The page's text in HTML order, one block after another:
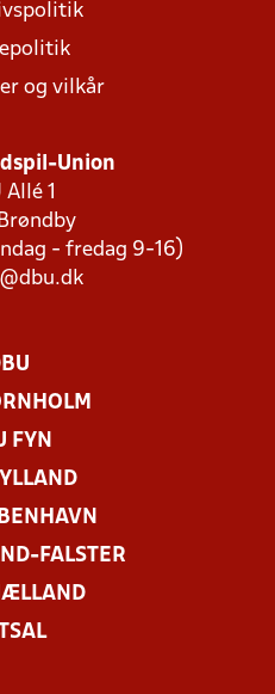
og vilkår
Union
Allé 1
- fredag 9-16)
FYN
FALSTER